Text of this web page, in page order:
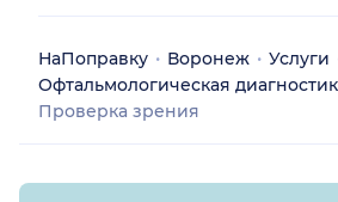
НаПоправку Воронеж
Услуги
Офтальмологическая
Проверка зрения